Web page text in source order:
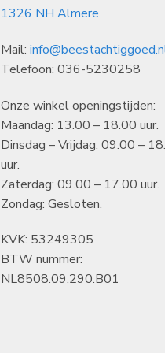
1326 NH Almere
Mail:
Telefoon: 036-5230258
Onze winkel openingstijden:
Maandag: 13.00 – 18.00 uur.
Dinsdag – Vrijdag: 09.00 –
uur.
Zaterdag: 09.00 – 17.00 uur.
Zondag: Gesloten.
KVK: 53249305
BTW nummer:
NL8508.09.290.B01